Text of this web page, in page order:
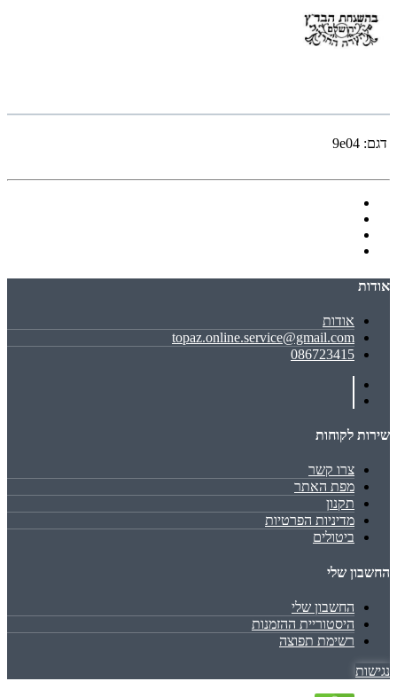
דגם: 9e04
אודות
אודות
topaz.online.service@gmail.com
086723415
שירות לקוחות
צרו קשר
מפת האתר
תקנון
מדיניות הפרטיות
ביטולים
החשבון שלי
החשבון שלי
היסטוריית ההזמנות
רשימת תפוצה
נגישות